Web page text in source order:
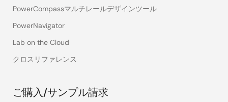
PowerCompassマルチレールデザインツール
PowerNavigator
Lab on the Cloud
クロスリファレンス
ご購入/サンプル請求